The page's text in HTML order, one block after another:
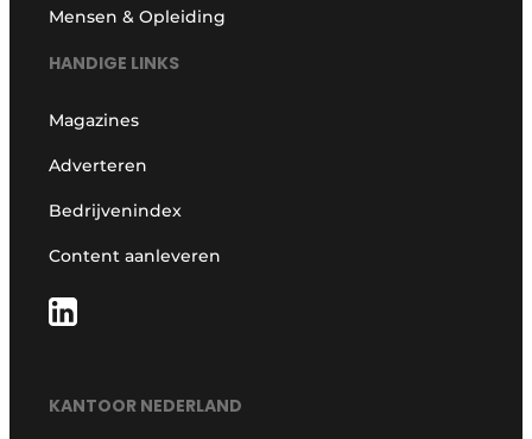
Mensen & Opleiding
HANDIGE LINKS
Magazines
Adverteren
Bedrijvenindex
Content aanleveren
KANTOOR NEDERLAND